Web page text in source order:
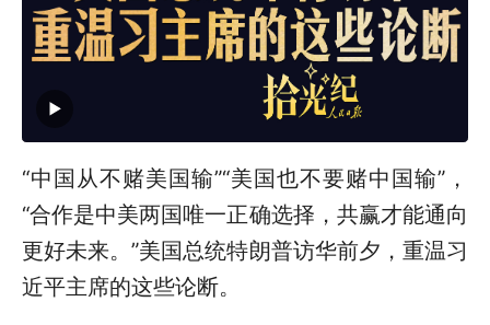
“中国从不赌美国输”“美国也不要赌中国输”，
“合作是中美两国唯一正确选择，共赢才能通向
更好未来。”美国总统特朗普访华前夕，重温习
近平主席的这些论断。